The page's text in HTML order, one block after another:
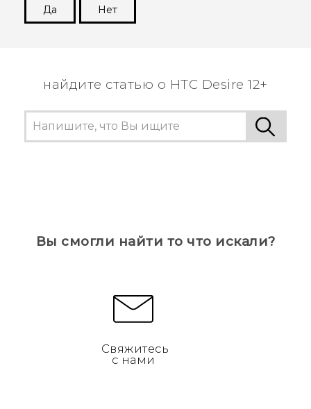
Да
Нет
найдите статью о HTC Desire 12+
Вы смогли найти то что искали?
Свяжитесь
с нами